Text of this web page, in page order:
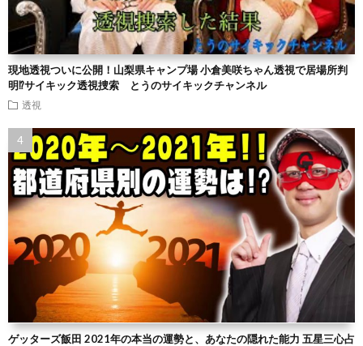
現地透視ついに公開！山梨県キャンプ場 小倉美咲ちゃん透視で居場所判
明⁉︎サイキック透視捜索 とうのサイキックチャンネル
透視
ゲッターズ飯田 2021年の本当の運勢と、あなたの隠れた能力 五星三心占